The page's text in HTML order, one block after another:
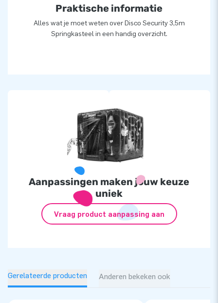
Praktische informatie
Alles wat je moet weten over Disco Security 3,5m
Springkasteel in een handig overzicht.
Aanpassingen maken jouw keuze
uniek
Vraag product aanpassing aan
Gerelateerde producten Anderen bekeken ook